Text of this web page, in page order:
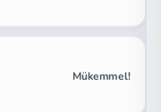
Mükemmel!